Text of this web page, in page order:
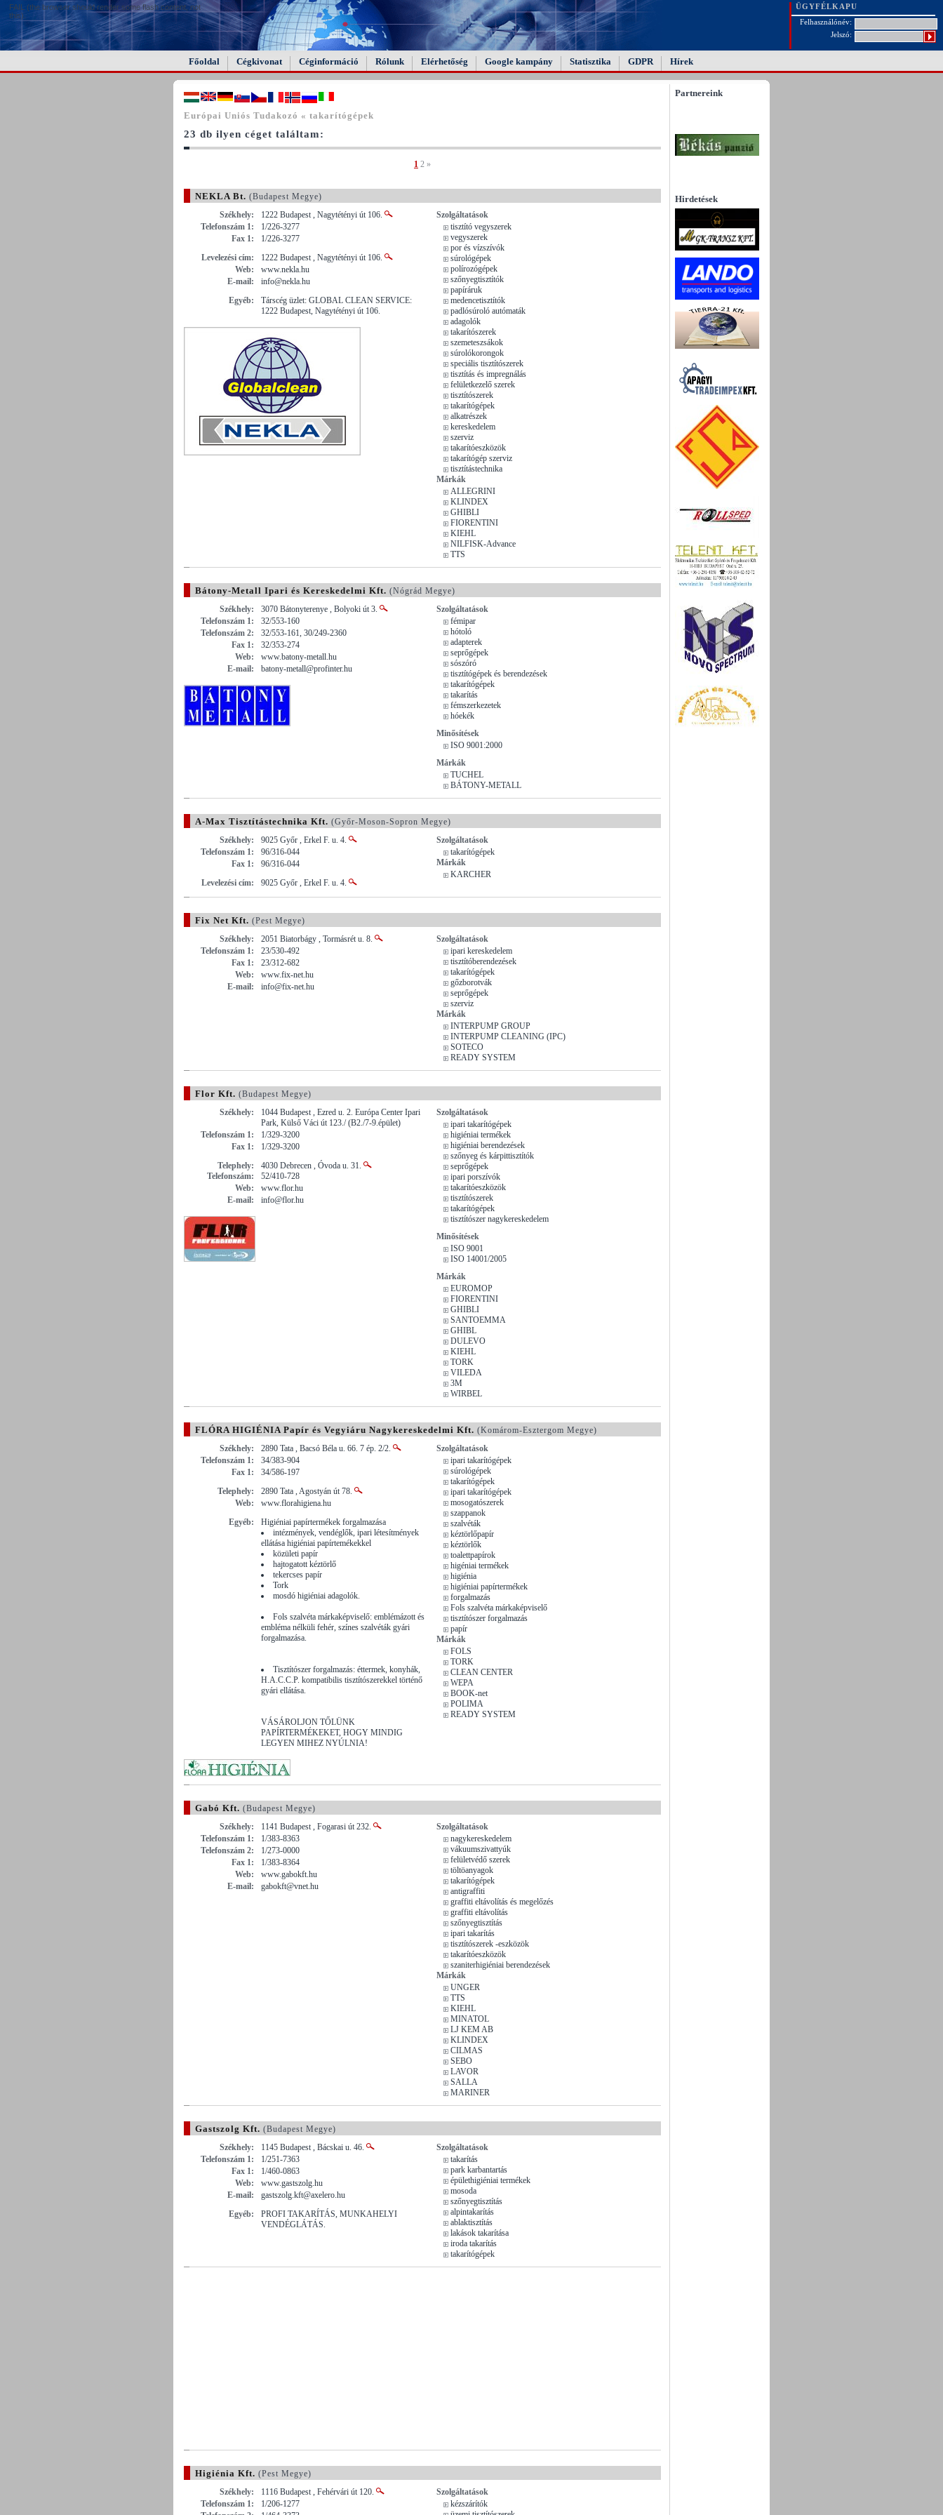
FAIL (the browser should render some flash content, not
this).
ÜGYFÉLKAPU
Felhasználónév:
Jelszó:
Főoldal Cégkivonat Céginformáció Rólunk Elérhetőség Google kampány Statisztika GDPR Hírek
Európai Uniós Tudakozó « takarítógépek
23 db ilyen céget találtam:
1 2 »
NEKLA Bt. (Budapest Megye)
Székhely:
1222 Budapest , Nagytétényi út 106.
Telefonszám 1:
1/226-3277
Fax 1:
1/226-3277
Levelezési cím:
1222 Budapest , Nagytétényi út 106.
Web:
www.nekla.hu
E-mail:
info@nekla.hu
Egyéb:
Társcég üzlet: GLOBAL CLEAN SERVICE:
1222 Budapest, Nagytétényi út 106.
Szolgáltatások
tisztító vegyszerek
vegyszerek
por és vízszívók
súrológépek
polírozógépek
szőnyegtisztítók
papíráruk
medencetisztítók
padlósúroló autómaták
adagolók
takarítószerek
szemeteszsákok
súrolókorongok
speciális tisztítószerek
tisztítás és impregnálás
felületkezelő szerek
tisztítószerek
takarítógépek
alkatrészek
kereskedelem
szerviz
takarítóeszközök
takarítógép szerviz
tisztítástechnika
Márkák
ALLEGRINI
KLINDEX
GHIBLI
FIORENTINI
KIEHL
NILFISK-Advance
TTS
Bátony-Metall Ipari és Kereskedelmi Kft. (Nógrád Megye)
Székhely:
3070 Bátonyterenye , Bolyoki út 3.
Telefonszám 1:
32/553-160
Telefonszám 2:
32/553-161, 30/249-2360
Fax 1:
32/353-274
Web:
www.batony-metall.hu
E-mail:
batony-metall@profinter.hu
Szolgáltatások
fémipar
hótoló
adapterek
seprőgépek
sószóró
tisztítógépek és berendezések
takarítógépek
takarítás
fémszerkezetek
hóekék
Minősítések
ISO 9001:2000
Márkák
TUCHEL
BÁTONY-METALL
A-Max Tisztítástechnika Kft. (Győr-Moson-Sopron Megye)
Székhely:
9025 Győr , Erkel F. u. 4.
Telefonszám 1:
96/316-044
Fax 1:
96/316-044
Levelezési cím:
9025 Győr , Erkel F. u. 4.
Szolgáltatások
takarítógépek
Márkák
KARCHER
Fix Net Kft. (Pest Megye)
Székhely:
2051 Biatorbágy , Tormásrét u. 8.
Telefonszám 1:
23/530-492
Fax 1:
23/312-682
Web:
www.fix-net.hu
E-mail:
info@fix-net.hu
Szolgáltatások
ipari kereskedelem
tisztítóberendezések
takarítógépek
gőzborotvák
seprőgépek
szerviz
Márkák
INTERPUMP GROUP
INTERPUMP CLEANING (IPC)
SOTECO
READY SYSTEM
Flor Kft. (Budapest Megye)
Székhely:
1044 Budapest , Ezred u. 2. Európa Center Ipari
Park, Külső Váci út 123./ (B2./7-9.épület)
Telefonszám 1:
1/329-3200
Fax 1:
1/329-3200
Telephely:
4030 Debrecen , Óvoda u. 31.
Telefonszám:
52/410-728
Web:
www.flor.hu
E-mail:
info@flor.hu
Szolgáltatások
ipari takarítógépek
higiéniai termékek
higiéniai berendezések
szőnyeg és kárpittisztítók
seprőgépek
ipari porszívók
takarítóeszközök
tisztítószerek
takarítógépek
tisztítószer nagykereskedelem
Minősítések
ISO 9001
ISO 14001/2005
Márkák
EUROMOP
FIORENTINI
GHIBLI
SANTOEMMA
GHIBL
DULEVO
KIEHL
TORK
VILEDA
3M
WIRBEL
FLÓRA HIGIÉNIA Papír és Vegyiáru Nagykereskedelmi Kft. (Komárom-Esztergom Megye)
Székhely:
2890 Tata , Bacsó Béla u. 66. 7 ép. 2/2.
Telefonszám 1:
34/383-904
Fax 1:
34/586-197
Telephely:
2890 Tata , Agostyán út 78.
Web:
www.florahigiena.hu
Egyéb:
Higiéniai papírtermékek forgalmazása
intézmények, vendéglők, ipari létesítmények
ellátása higiéniai papírtemékekkel
közületi papír
hajtogatott kéztörlő
tekercses papír
Tork
mosdó higiéniai adagolók.
Fols szalvéta márkaképviselő: emblémázott és
embléma nélküli fehér, színes szalvéták gyári
forgalmazása.
Tisztítószer forgalmazás: éttermek, konyhák,
H.A.C.C.P. kompatibilis tisztítószerekkel történő
gyári ellátása.
VÁSÁROLJON TŐLÜNK
PAPÍRTERMÉKEKET, HOGY MINDIG
LEGYEN MIHEZ NYÚLNIA!
Szolgáltatások
ipari takarítógépek
súrológépek
takarítógépek
ipari takarítógépek
mosogatószerek
szappanok
szalvéták
kéztörlőpapír
kéztörlők
toalettpapírok
higéniai termékek
higiénia
higiéniai papírtermékek
forgalmazás
Fols szalvéta márkaképviselő
tisztítószer forgalmazás
papír
Márkák
FOLS
TORK
CLEAN CENTER
WEPA
BOOK-net
POLIMA
READY SYSTEM
Gabó Kft. (Budapest Megye)
Székhely:
1141 Budapest , Fogarasi út 232.
Telefonszám 1:
1/383-8363
Telefonszám 2:
1/273-0000
Fax 1:
1/383-8364
Web:
www.gabokft.hu
E-mail:
gabokft@vnet.hu
Szolgáltatások
nagykereskedelem
vákuumszivattyúk
felületvédő szerek
töltöanyagok
takarítógépek
antigraffiti
graffiti eltávolítás és megelőzés
graffiti eltávolítás
szőnyegtisztítás
ipari takarítás
tisztítószerek -eszközök
takarítóeszközök
szaniterhigiéniai berendezések
Márkák
UNGER
TTS
KIEHL
MINATOL
LJ KEM AB
KLINDEX
CILMAS
SEBO
LAVOR
SALLA
MARINER
Gastszolg Kft. (Budapest Megye)
Székhely:
1145 Budapest , Bácskai u. 46.
Telefonszám 1:
1/251-7363
Fax 1:
1/460-0863
Web:
www.gastszolg.hu
E-mail:
gastszolg.kft@axelero.hu
Egyéb:
PROFI TAKARÍTÁS, MUNKAHELYI
VENDÉGLÁTÁS.
Szolgáltatások
takarítás
park karbantartás
épülethigiéniai termékek
mosoda
szőnyegtisztítás
alpintakarítás
ablaktisztítás
lakások takarítása
iroda takarítás
takarítógépek
Higiénia Kft. (Pest Megye)
Székhely:
1116 Budapest , Fehérvári út 120.
Telefonszám 1:
1/206-1277
Szolgáltatások
kézszárítók
Partnereink
Hirdetések